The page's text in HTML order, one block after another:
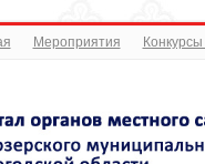
Мероприятия Конкурсы